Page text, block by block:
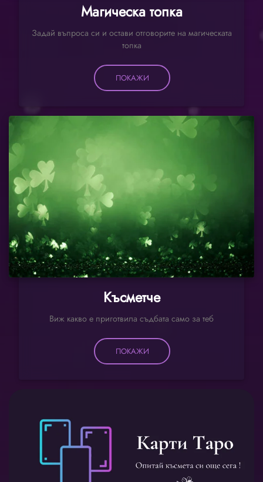
Магическа топка
Задай въпроса си и остави отговорите на магическата
топка
ПОКАЖИ
Късметче
Виж какво е приготвила съдбата само за теб
ПОКАЖИ